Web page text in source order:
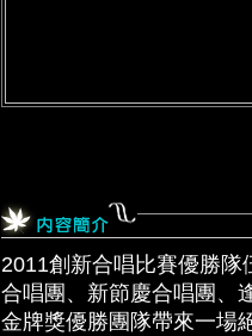
2011創新合唱比賽優勝
合唱團、新節慶合唱團、
金牌獎優勝團隊帶來一場